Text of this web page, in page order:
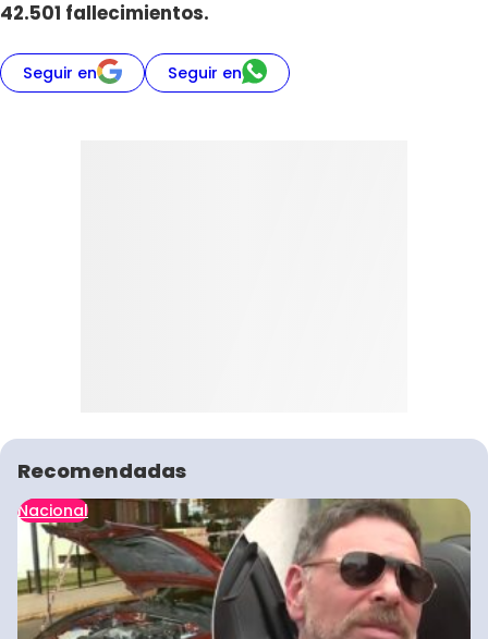
42.501 fallecimientos.
Seguir en Seguir en
Recomendadas
Nacional